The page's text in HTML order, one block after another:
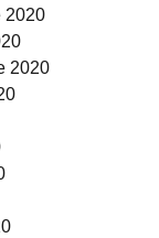
2020
2020